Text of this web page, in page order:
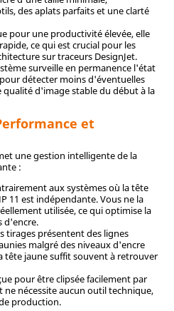
des aplats parfaits et une clarté
pour une productivité élevée, elle
ce qui est crucial pour les
sur traceurs DesignJet.
surveille en permanence l'état
détecter moins d'éventuelles
qualité d'image stable du début à la
et
une gestion intelligente de la
:
aux systèmes où la tête
11 est indépendante. Vous ne la
utilisée, ce qui optimise la
d'encre.
tirages présentent des lignes
malgré des niveaux d'encre
tête jaune suffit souvent à retrouver
pour être clipsée facilement par
nécessite aucun outil technique,
production.